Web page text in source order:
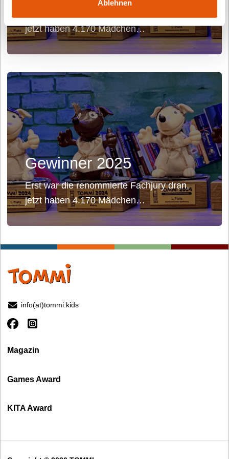
Ablehnen
jetzt haben 4.170 Mädchen…
Gewinner 2025
Erst war die renommierte Fachjury dran,
jetzt haben 4.170 Mädchen…
info(at)tommi.kids
Magazin
Games Award
KITA Award